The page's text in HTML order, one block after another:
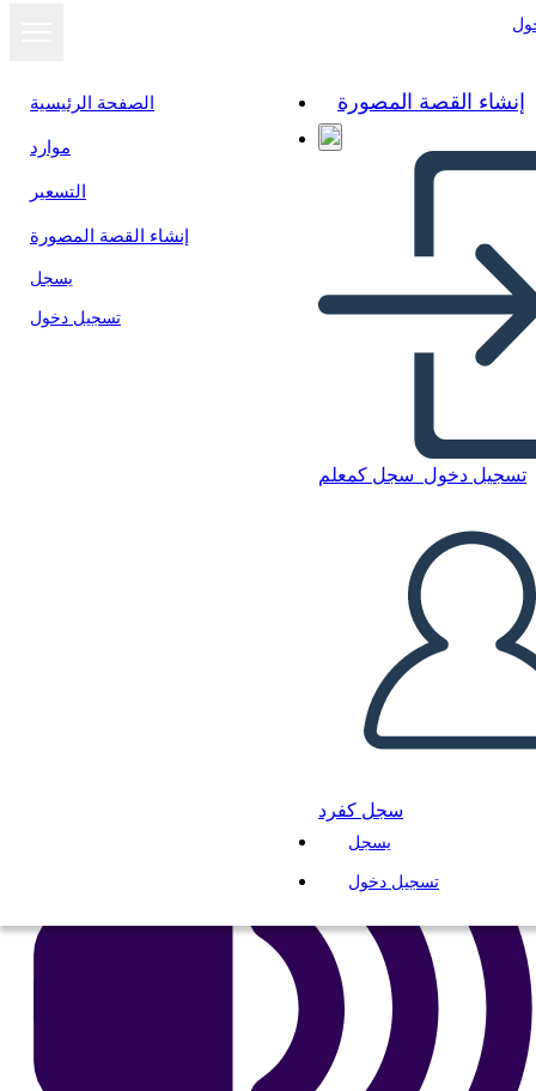
الصفحة الرئيسية
موارد
التسعير
إنشاء القصة المصورة
يسجل
تسجيل دخول
إنشاء القصة المصورة
تسجيل دخول سجل كمعلم
سجل كفرد
يسجل
تسجيل دخول
عرض كشرائح